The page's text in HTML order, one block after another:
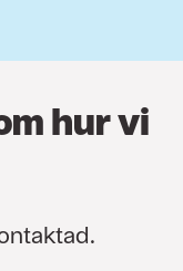
hur vi